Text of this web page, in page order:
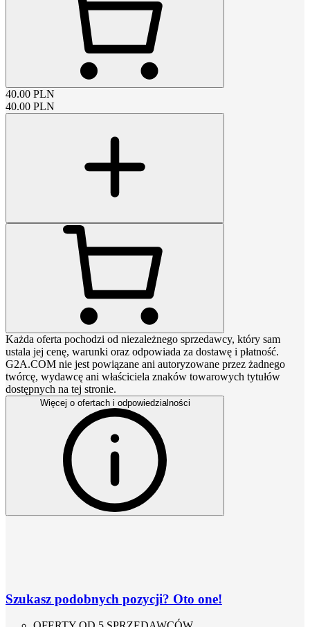
40.00 PLN
40.00 PLN
Każda oferta pochodzi od niezależnego sprzedawcy, który sam
ustala jej cenę, warunki oraz odpowiada za dostawę i płatność.
G2A.COM nie jest powiązane ani autoryzowane przez żadnego
twórcę, wydawcę ani właściciela znaków towarowych tytułów
dostępnych na tej stronie.
Więcej o ofertach i odpowiedzialności
Szukasz podobnych pozycji? Oto one!